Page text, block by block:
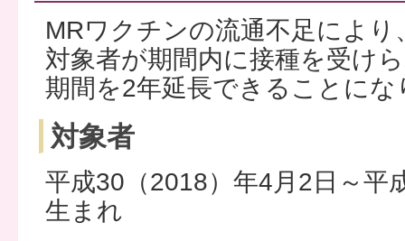
MRワクチンの流通不足によ
対象者が期間内に接種を受け
期間を2年延長できることにな
対象者
平成30（2018）年4月2日～平
生まれ